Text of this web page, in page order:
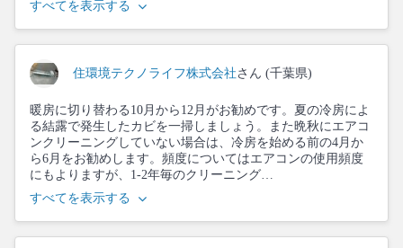
すべてを表示する
住環境テクノライフ株式会社 さん (千葉県)
暖房に切り替わる10月から12月がお勧めです。夏の冷房によ
る結露で発生したカビを一掃しましょう。また晩秋にエアコ
ンクリーニングしていない場合は、冷房を始める前の4月か
ら6月をお勧めします。頻度についてはエアコンの使用頻度
にもよりますが、1-2年毎のクリーニング…
すべてを表示する